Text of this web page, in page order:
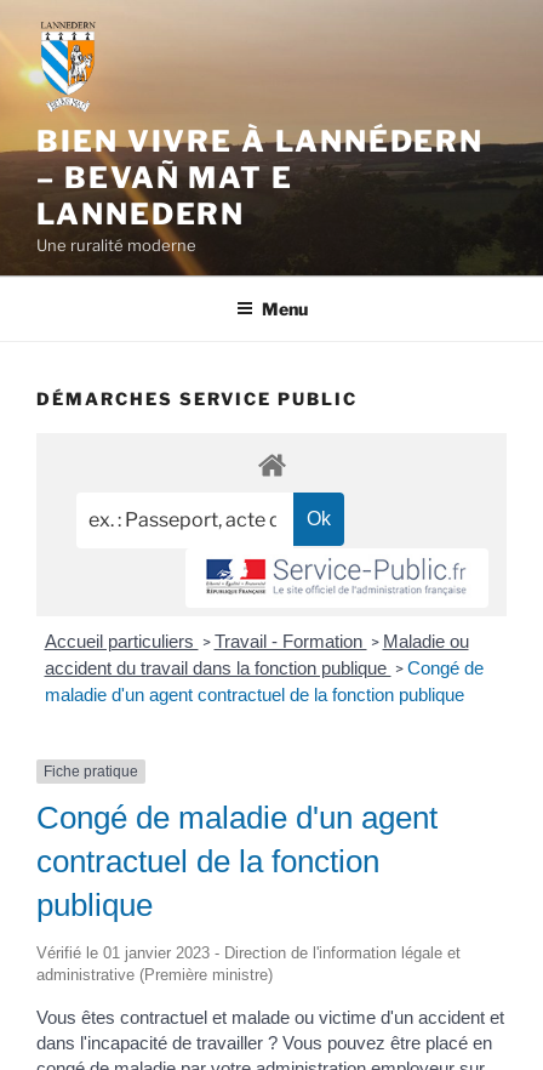
contenu
principal
BIEN VIVRE À LANNÉDERN
– BEVAÑ MAT E
LANNEDERN
Une ruralité moderne
Menu
DÉMARCHES SERVICE PUBLIC
Accueil particuliers > Travail - Formation > Maladie ou
accident du travail dans la fonction publique > Congé de
maladie d'un agent contractuel de la fonction publique
Fiche pratique
Congé de maladie d'un agent
contractuel de la fonction
publique
Vérifié le 01 janvier 2023 - Direction de l'information légale et
administrative (Première ministre)
Vous êtes contractuel et malade ou victime d'un accident et
dans l'incapacité de travailler ? Vous pouvez être placé en